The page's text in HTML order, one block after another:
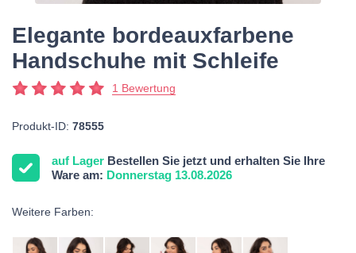
Elegante bordeauxfarbene
Handschuhe mit Schleife
1 Bewertung
Produkt-ID: 78555
auf Lager Bestellen Sie jetzt und erhalten Sie Ihre
Ware am: Donnerstag 13.08.2026
Weitere Farben: